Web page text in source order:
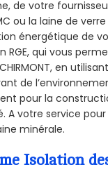
de votre
ou la laine de
énergétique de
RGE, qui vous
en
de
pour la
A votre service
minérale.
Isolation